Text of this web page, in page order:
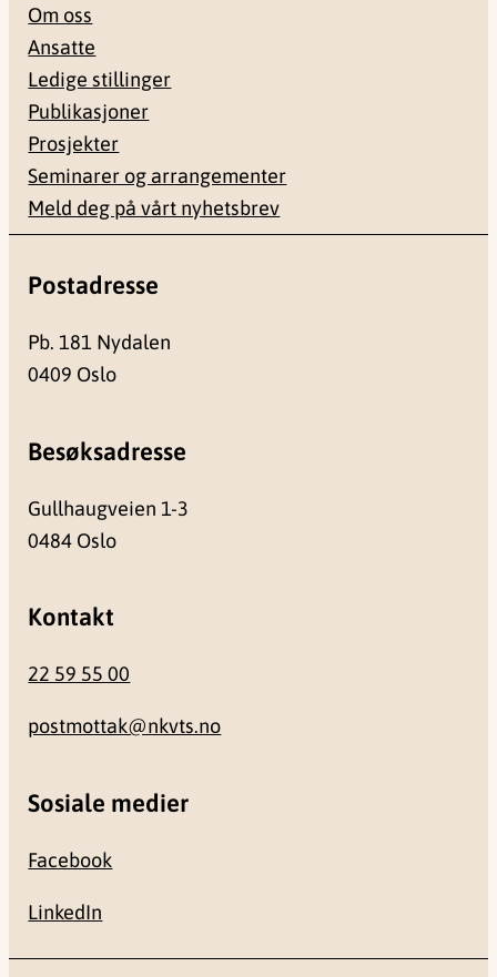
Om oss
Ansatte
Ledige stillinger
Publikasjoner
Prosjekter
Seminarer og arrangementer
Meld deg på vårt nyhetsbrev
Postadresse
Pb. 181 Nydalen
0409 Oslo
Besøksadresse
Gullhaugveien 1-3
0484 Oslo
Kontakt
22 59 55 00
postmottak@nkvts.no
Sosiale medier
Facebook
LinkedIn